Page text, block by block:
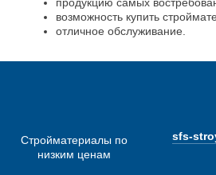
возможность купить
отличное обслуживание.
Стройматериалы по
низким ценам
sfs-